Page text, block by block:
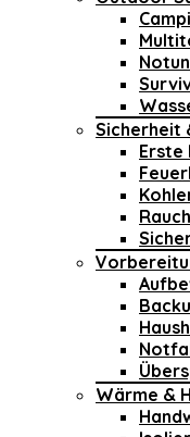
Sicherheit
Erste
Wärme &